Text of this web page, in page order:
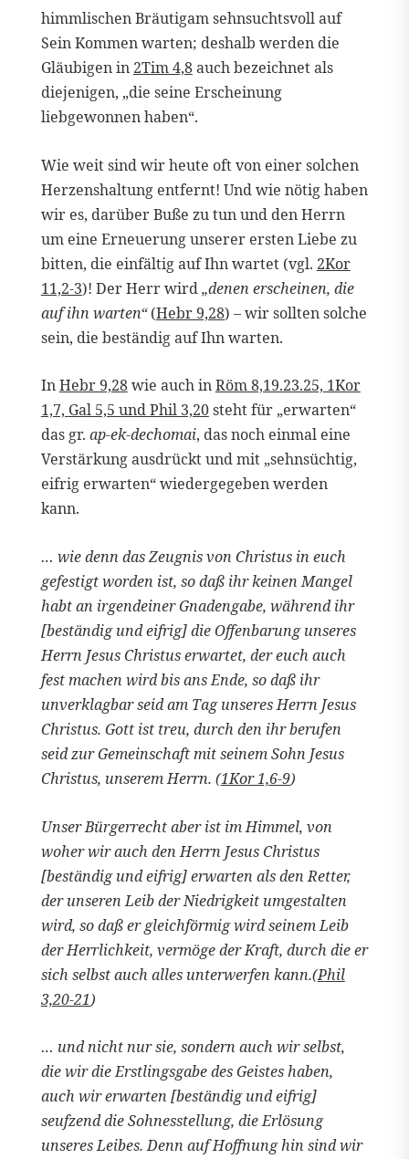
himmlischen Bräutigam sehnsuchtsvoll auf
Sein Kommen warten; deshalb werden die
Gläubigen in 2Tim 4,8auch bezeichnet als
diejenigen, „die seine Erscheinung
liebgewonnen haben“.
Wie weit sind wir heute oft von einer solchen
Herzenshaltung entfernt! Und wie nötig haben
wir es, darüber Buße zu tun und den Herrn
um eine Erneuerung unserer ersten Liebe zu
bitten, die einfältig auf Ihn wartet (vgl. 2Kor
11,2-3)! Der Herr wird„denen erscheinen, die
auf ihn warten“(Hebr 9,28) – wir sollten solche
sein, die beständig auf Ihn warten.
InHebr 9,28wie auch inRöm 8,19.23.25, 1Kor
1,7, Gal 5,5 undPhil 3,20steht für „erwarten“
das gr. ap-ek-dechomai, das noch einmal eine
Verstärkung ausdrückt und mit „sehnsüchtig,
eifrig erwarten“ wiedergegeben werden
kann.
… wie denn das Zeugnis von Christus in euch
gefestigt worden ist, so daß ihr keinen Mangel
habt an irgendeiner Gnadengabe, während ihr
[beständig und eifrig] die Offenbarung unseres
Herrn Jesus Christus erwartet, der euch auch
fest machen wird bis ans Ende, so daß ihr
unverklagbar seid am Tag unseres Herrn Jesus
Christus. Gott ist treu, durch den ihr berufen
seid zur Gemeinschaft mit seinem Sohn Jesus
Christus, unserem Herrn. (1Kor 1,6-9)
Unser Bürgerrecht aber ist im Himmel, von
woher wir auch den Herrn Jesus Christus
[beständig und eifrig] erwarten als den Retter,
der unseren Leib der Niedrigkeit umgestalten
wird, so daß er gleichförmig wird seinem Leib
der Herrlichkeit, vermöge der Kraft, durch die er
sich selbst auch alles unterwerfen kann.(Phil
3,20-21)
… und nicht nur sie, sondern auch wir selbst,
die wir die Erstlingsgabe des Geistes haben,
auch wir erwarten [beständig und eifrig]
seufzend die Sohnesstellung, die Erlösung
unseres Leibes. Denn auf Hoffnung hin sind wir